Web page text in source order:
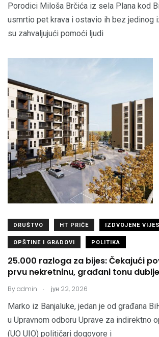
Porodici Miloša Brčića iz sela Plana kod
usmrtio pet krava i ostavio ih bez jedinog
su zahvaljujući pomoći ljudi
DRUŠTVO HT PRIČE IZDVOJENE
OPŠTINE I GRADOVI POLITIKA
25.000 razloga za bijes: Čekajući
prvu nekretninu, građani tonu
Byadmin . јун 22, 2026
Marko iz Banjaluke, jedan je od građana
u Upravnom odboru Uprave za indirektno
(UO UIO) političari dogovore i